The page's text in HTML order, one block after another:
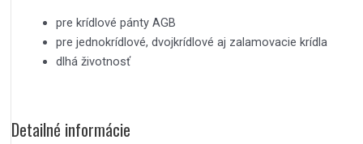
pre krídlové pánty AGB
pre jednokrídlové, dvojkrídlové aj zalamovacie krídla
dlhá životnosť
Detailné informácie